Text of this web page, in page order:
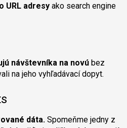
URL adresy ako search engine
návštevníka na novú bez
na jeho vyhľadávací dopyt.
dáta. Spomeňme jedny z